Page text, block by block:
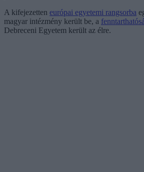
A kifejezetten európai egyetemi rangsorba
magyar intézmény került be, a
Debreceni Egyetem került az élre.